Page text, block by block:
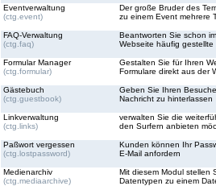
Eventverwaltung
(ctg.event)
Der große Bruder des
zu einem Event mehrere
FAQ-Verwaltung
(ctg.faq)
Beantworten Sie schon
Webseite häufig gestellte
Formular Manager
(ctg.formular)
Gestalten Sie für Ihren
Formulare direkt aus der
Gästebuch
(ctg.guestbook)
Geben Sie Ihren
Nachricht zu hinterlassen
Linkverwaltung
(ctg.links)
verwalten Sie die
den Surfern anbieten
Paßwort vergessen
(ctg.lostpassword)
Kunden können Ihr
E-Mail anfordern
Medienarchiv
(ctg.mediaarchive)
Mit diesem Modul stellen
Datentypen zu einem